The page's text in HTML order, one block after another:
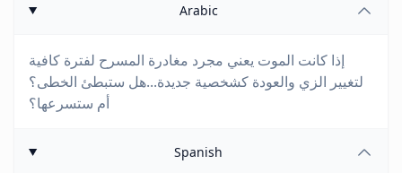
Arabic
إذا كانت الموت يعني مجرد مغادرة المسرح لفترة كافية
لتغيير الزي والعودة كشخصية جديدة...هل ستبطئ الخطى؟
أم ستسرعها؟
Spanish